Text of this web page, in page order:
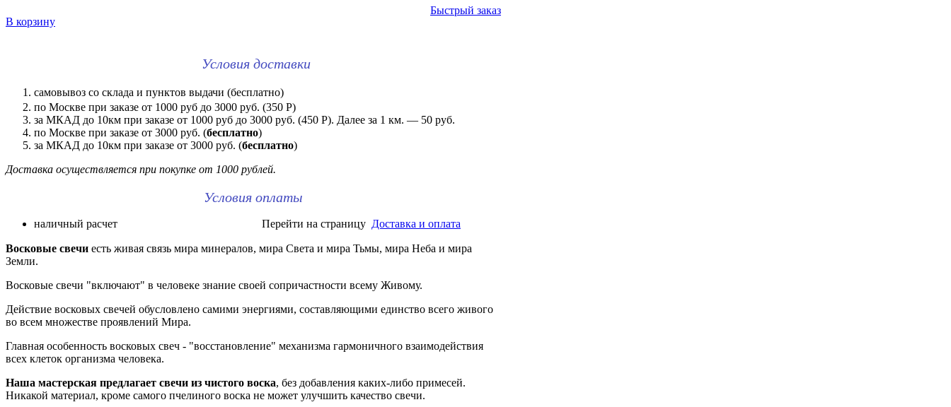
В корзину
Быстрый заказ
Условия доставки
самовывоз со склада и пунктов выдачи (бесплатно)
по Москве при заказе от 1000 руб до 3000 руб. (350 Р)
за МКАД до 10км при заказе от 1000 руб до 3000 руб. (450 Р). Далее за 1 км. — 50 руб.
по Москве при заказе от 3000 руб. (бесплатно)
за МКАД до 10км при заказе от 3000 руб. (бесплатно)
Доставка осуществляется при покупке от 1000 рублей.
Условия оплаты
наличный расчет Перейти на страницу Доставка и оплата
Восковые свечи есть живая связь мира минералов, мира Света и мира Тьмы, мира Неба и мира
Земли.
Восковые свечи "включают" в человеке знание своей сопричастности всему Живому.
Действие восковых свечей обусловлено самими энергиями, составляющими единство всего живого
во всем множестве проявлений Мира.
Главная особенность восковых свеч - "восстановление" механизма гармоничного взаимодействия
всех клеток организма человека.
Наша мастерская предлагает свечи из чистого воска, без добавления каких-либо примесей.
Никакой материал, кроме самого пчелиного воска не может улучшить качество свечи.